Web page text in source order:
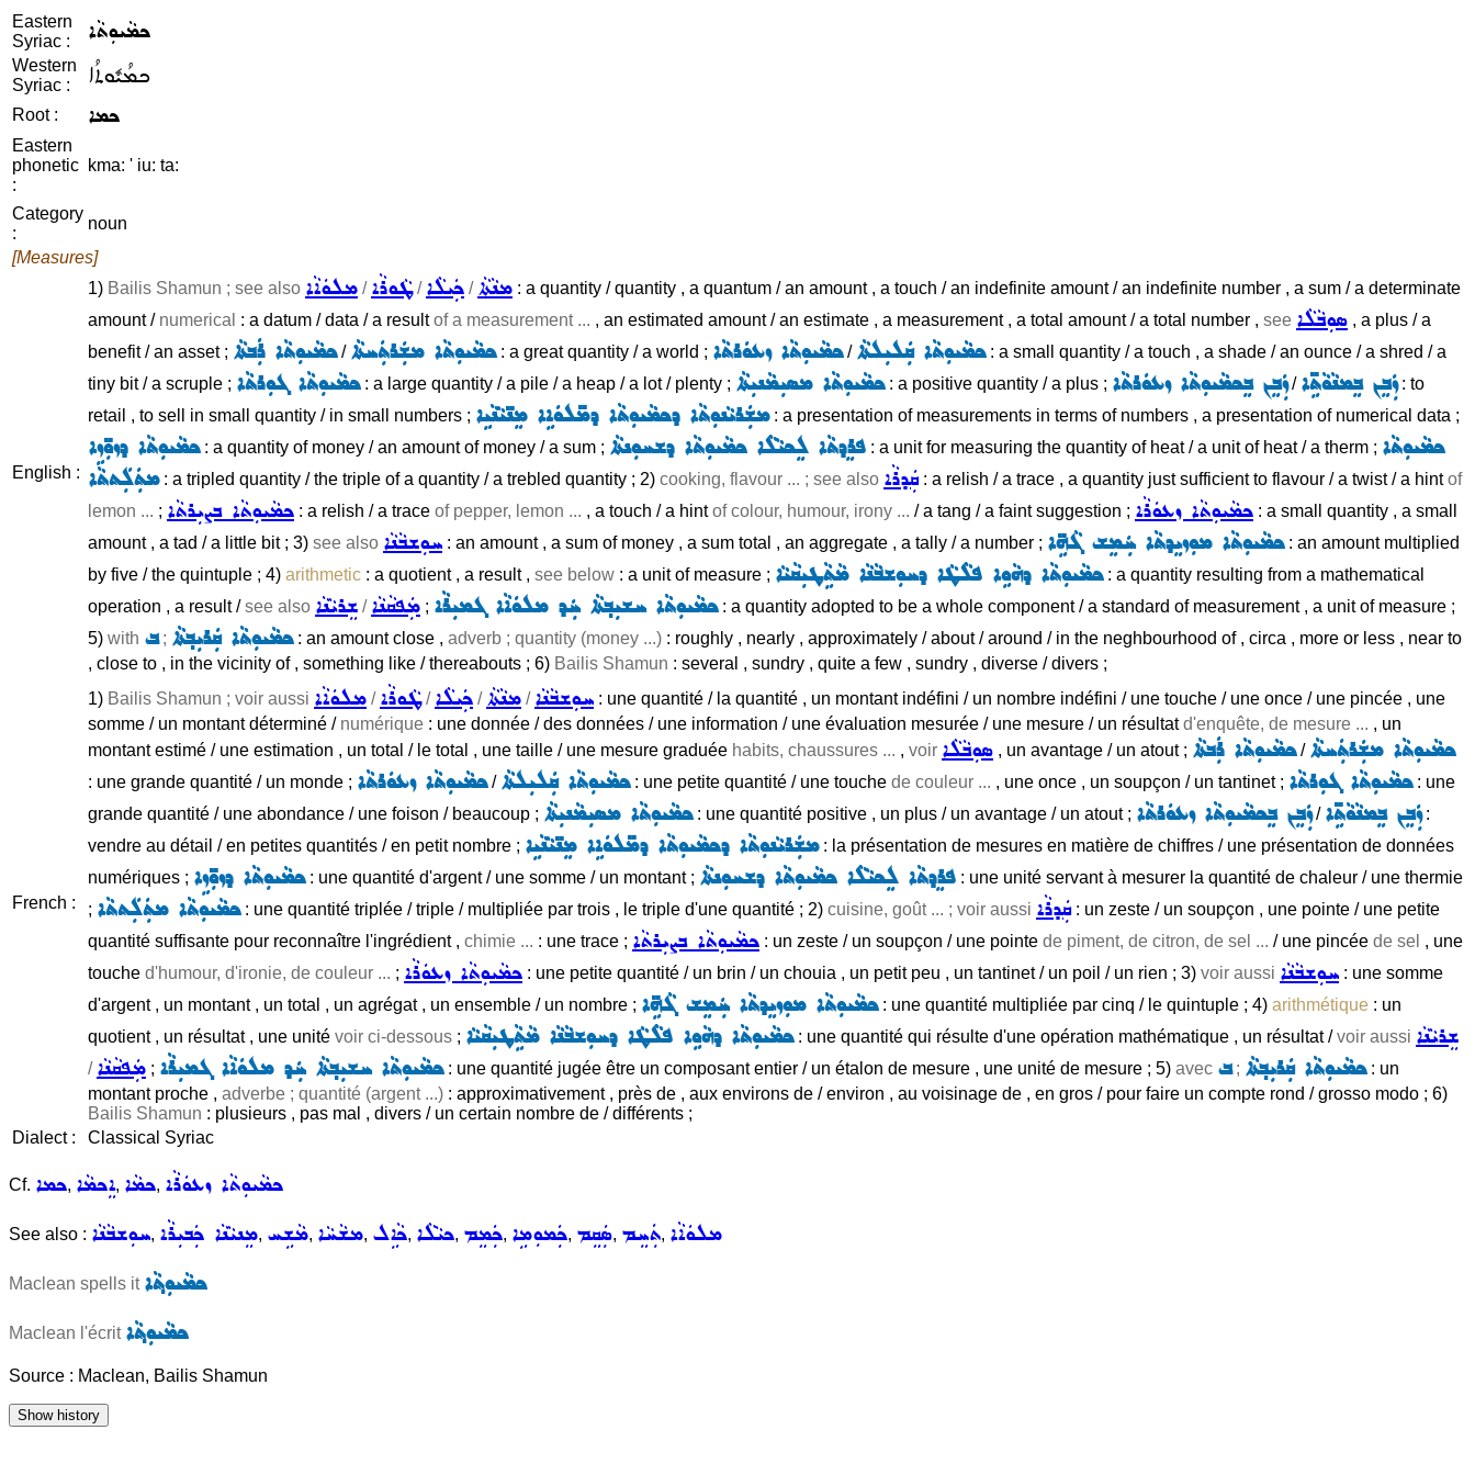
Eastern
Syriac :
ܟܡܵܝܘܼܬܵܐ
Western
Syriac :
ܟܡܳܝܽܘܬܳܐ
Root : ܟܡܐ
Eastern
phonetic
:
kma: ' iu: ta:
Category
:
noun
[Measures]
English :
1) Bailis Shamun ; see also ܡܠܘܿܐܵܐ /ܛܵܘܪܵܐ/ܟܲܝܠܵܐ /ܡܢܵܬܵܐ : a quantity / quantity , a quantum / an amount , a touch / an indefinite amount / an indefinite number , a sum / a determinate
amount / numerical : a datum / data / a resultof a measurement ... , an estimated amount / an estimate , a measurement , a total amount / a total number , see ܣܘܼܒܵܠܵܐ , a plus / a
benefit / an asset ; ܟܡܵܝܘܼܬܵܐ ܪܲܒܬܵܐ/ ܟܡܵܝܘܼܬܵܐ ܡܫܲܪܬܲܚܬܵܐ: a great quantity / a world ; ܟܡܵܝܘܼܬܵܐ ܙܥܘܿܪܬܵܐ/ ܟܡܵܝܘܼܬܵܐ ܩܲܠܝܼܠܬܵܐ: a small quantity / a touch , a shade / an ounce / a shred / a
tiny bit / a scruple ; ܟܡܵܝܘܼܬܵܐ ܓܘܼܪܬܵܐ: a large quantity / a pile / a heap / a lot / plenty ; ܟܡܵܝܘܼܬܵܐ ܡܣܝܼܡܵܢܝܼܬܵܐ: a positive quantity / a plus ; ܙܲܒܸܢ ܒܸܟܡܵܝܘܼܬܵܐ ܙܥܘܿܪܬܵܐ/ ܙܲܒܸܢ ܒܸܡܢܵܘܵܬܹ̈ܐ: to
retail , to sell in small quantity / in small numbers ; ܡܫܲܪܝܵܢܘܼܬܵܐ ܕܟܡܵܝܘܼܬܵܐ ܕܡ̈ܠܘܿܐܹܐ ܡܸܢ̈ܝܵܢܵܝܹܐ: a presentation of measurements in terms of numbers , a presentation of numerical data ;
ܟܡܵܝܘܼܬܵܐ ܕܙܘܼ̈ܙܹܐ: a quantity of money / an amount of money / a sum ; ܦܪܸܕܬܵܐ ܠܸܟܝܵܠܵܐ ܟܡܵܝܘܼܬܵܐ ܕܫܚܘܼܢܬܵܐ : a unit for measuring the quantity of heat / a unit of heat / a therm ; ܟܡܵܝܘܼܬܵܐ
ܡܬܲܠܲܬܬܵܐ: a tripled quantity / the triple of a quantity / a trebled quantity ; 2) cooking, flavour ... ; see also ܩܲܕܪܵܐ: a relish / a trace , a quantity just sufficient to flavour / a twist / a hintof
lemon ... ; ܟܡܵܝܘܼܬܵܐ ܒܨܝܼܪܬܵܐ : a relish / a trace of pepper, lemon ... , a touch / a hintof colour, humour, irony ... / a tang / a faint suggestion ; ܟܡܵܝܘܼܬܵܐ ܙܥܘܿܪܵܐ : a small quantity , a small
amount , a tad / a little bit ; 3) see also ܚܘܼܫܒܵܢܵܐ : an amount , a sum of money , a sum total , an aggregate , a tally / a number ; ܟܡܵܝܘܼܬܵܐ ܡܘܼܙܝܸܕܬܵܐ ܚܲܡܸܫ ܓܵܗܹ̈ܐ: an amount multiplied
by five / the quintuple ; 4) arithmetic : a quotient , a result , see below : a unit of measure ; ܟܡܵܝܘܼܬܵܐ ܕܗܵܘܹܐ ܦܠܵܛܵܐ ܕܚܘܼܫܒܵܢܵܐ ܡܵܬܹܵܛܝܼܩܵܝܵܐ: a quantity resulting from a mathematical
operation , a result /see also ܫܸܪܝܵܢܵܐ /ܡܲܦܩܵܢܵܐ ; ܟܡܵܝܘܼܬܵܐ ܚܫܝܼܒ݂ܬܵܐ ܚܲܕ ܡܠܘܿܐܵܐ ܓܡܝܼܪܵܐ: a quantity adopted to be a whole component / a standard of measurement , a unit of measure ;
5) with ܒ; ܟܡܵܝܘܼܬܵܐ ܩܲܪܝܼܒ݂ܬܵܐ: an amount close , adverb ; quantity (money ...) : roughly , nearly , approximately / about / around / in the neghbourhood of , circa , more or less , near to
, close to , in the vicinity of , something like / thereabouts ; 6) Bailis Shamun : several , sundry , quite a few , sundry , diverse / divers ;
French :
1) Bailis Shamun ; voir aussi ܡܠܘܿܐܵܐ /ܛܵܘܪܵܐ/ܟܲܝܠܵܐ /ܡܢܵܬܵܐ /ܚܘܼܫܒܵܢܵܐ : une quantité / la quantité , un montant indéfini / un nombre indéfini / une touche / une once / une pincée , une
somme / un montant déterminé / numérique : une donnée / des données / une information / une évaluation mesurée / une mesure / un résultatd'enquête, de mesure ... , un
montant estimé / une estimation , un total / le total , une taille / une mesure graduée habits, chaussures ... , voir ܣܘܼܒܵܠܵܐ , un avantage / un atout ; ܟܡܵܝܘܼܬܵܐ ܪܲܒܬܵܐ/ ܟܡܵܝܘܼܬܵܐ ܡܫܲܪܬܲܚܬܵܐ
: une grande quantité / un monde ; ܟܡܵܝܘܼܬܵܐ ܙܥܘܿܪܬܵܐ/ ܟܡܵܝܘܼܬܵܐ ܩܲܠܝܼܠܬܵܐ: une petite quantité / une touche de couleur ... , une once , un soupçon / un tantinet ; ܟܡܵܝܘܼܬܵܐ ܓܘܼܪܬܵܐ: une
grande quantité / une abondance / une foison / beaucoup ; ܟܡܵܝܘܼܬܵܐ ܡܣܝܼܡܵܢܝܼܬܵܐ: une quantité positive , un plus / un avantage / un atout ; ܙܲܒܸܢ ܒܸܟܡܵܝܘܼܬܵܐ ܙܥܘܿܪܬܵܐ/ ܙܲܒܸܢ ܒܸܡܢܵܘܵܬܹ̈ܐ:
vendre au détail / en petites quantités / en petit nombre ; ܡܫܲܪܝܵܢܘܼܬܵܐ ܕܟܡܵܝܘܼܬܵܐ ܕܡ̈ܠܘܿܐܹܐ ܡܸܢ̈ܝܵܢܵܝܹܐ: la présentation de mesures en matière de chiffres / une présentation de données
numériques ; ܟܡܵܝܘܼܬܵܐ ܕܙܘܼ̈ܙܹܐ: une quantité d'argent / une somme / un montant ; ܦܪܸܕܬܵܐ ܠܸܟܝܵܠܵܐ ܟܡܵܝܘܼܬܵܐ ܕܫܚܘܼܢܬܵܐ : une unité servant à mesurer la quantité de chaleur / une thermie
; ܟܡܵܝܘܼܬܵܐ ܡܬܲܠܲܬܬܵܐ: une quantité triplée / triple / multipliée par trois , le triple d'une quantité ; 2) cuisine, goût ... ; voir aussi ܩܲܕܪܵܐ: un zeste / un soupçon , une pointe / une petite
quantité suffisante pour reconnaître l'ingrédient , chimie ... : une trace ; ܟܡܵܝܘܼܬܵܐ ܒܨܝܼܪܬܵܐ : un zeste / un soupçon / une pointe de piment, de citron, de sel ... / une pincée de sel , une
touche d'humour, d'ironie, de couleur ... ; ܟܡܵܝܘܼܬܵܐ ܙܥܘܿܪܵܐ : une petite quantité / un brin / un chouia , un petit peu , un tantinet / un poil / un rien ; 3) voir aussi ܚܘܼܫܒܵܢܵܐ : une somme
d'argent , un montant , un total , un agrégat , un ensemble / un nombre ; ܟܡܵܝܘܼܬܵܐ ܡܘܼܙܝܸܕܬܵܐ ܚܲܡܸܫ ܓܵܗܹ̈ܐ: une quantité multipliée par cinq / le quintuple ; 4) arithmétique : un
quotient , un résultat , une unité voir ci-dessous ; ܟܡܵܝܘܼܬܵܐ ܕܗܵܘܹܐ ܦܠܵܛܵܐ ܕܚܘܼܫܒܵܢܵܐ ܡܵܬܹܵܛܝܼܩܵܝܵܐ: une quantité qui résulte d'une opération mathématique , un résultat /voir aussi ܫܸܪܝܵܢܵܐ
/ܡܲܦܩܵܢܵܐ ; ܟܡܵܝܘܼܬܵܐ ܚܫܝܼܒ݂ܬܵܐ ܚܲܕ ܡܠܘܿܐܵܐ ܓܡܝܼܪܵܐ: une quantité jugée être un composant entier / un étalon de mesure , une unité de mesure ; 5) avec ܒ; ܟܡܵܝܘܼܬܵܐ ܩܲܪܝܼܒ݂ܬܵܐ: un
montant proche , adverbe ; quantité (argent ...) : approximativement , près de , aux environs de / environ , au voisinage de , en gros / pour faire un compte rond / grosso modo ; 6)
Bailis Shamun : plusieurs , pas mal , divers / un certain nombre de / différents ;
Dialect :
Classical Syriac
Cf. ܟܡܐ, ܐܸܟܡܵܐ, ܟܡܵܐ, ܟܡܵܝܘܼܬܵܐ ܙܥܘܿܪܵܐ
See also : ܚܘܼܫܒܵܢܵܐ, ܡܸܢܝܵܢܵܐ ܟܲܒܝܼܪܵܐ, ܡܵܫܹܚ, ܡܫܵܚܵܐ, ܟܵܐܹܠ, ܟܝܵܠܵܐ, ܟܲܡܸܡ, ܟܲܡܘܼܡܹܐ, ܣܲܩܸܡ, ܬܲܚܸܡ, ܡܠܘܿܐܵܐ
Maclean spells it ܟܡܵܝܘܼܬ݂ܵܐ
Maclean l'écrit ܟܡܵܝܘܼܬ݂ܵܐ
Source : Maclean, Bailis Shamun